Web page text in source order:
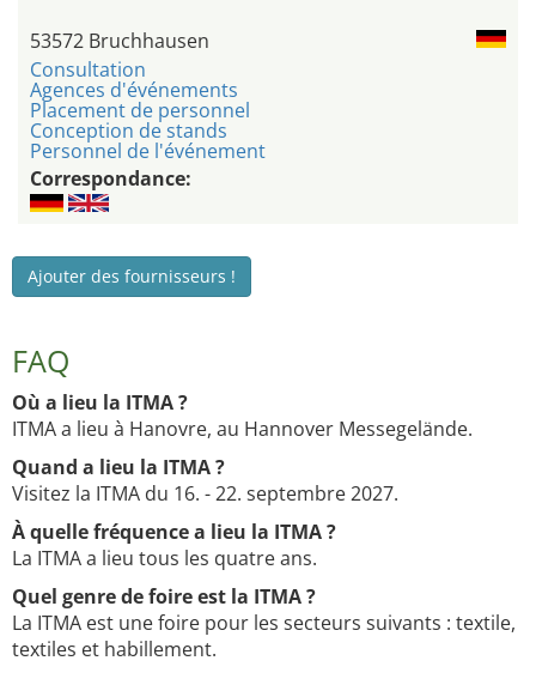
53572 Bruchhausen
Consultation
Agences d'événements
Placement de personnel
Conception de stands
Personnel de l'événement
Correspondance:
Ajouter des fournisseurs !
FAQ
Où a lieu la ITMA ?
ITMA a lieu à Hanovre, au Hannover Messegelände.
Quand a lieu la ITMA ?
Visitez la ITMA du 16. - 22. septembre 2027.
À quelle fréquence a lieu la ITMA ?
La ITMA a lieu tous les quatre ans.
Quel genre de foire est la ITMA ?
La ITMA est une foire pour les secteurs suivants : textile,
textiles et habillement.